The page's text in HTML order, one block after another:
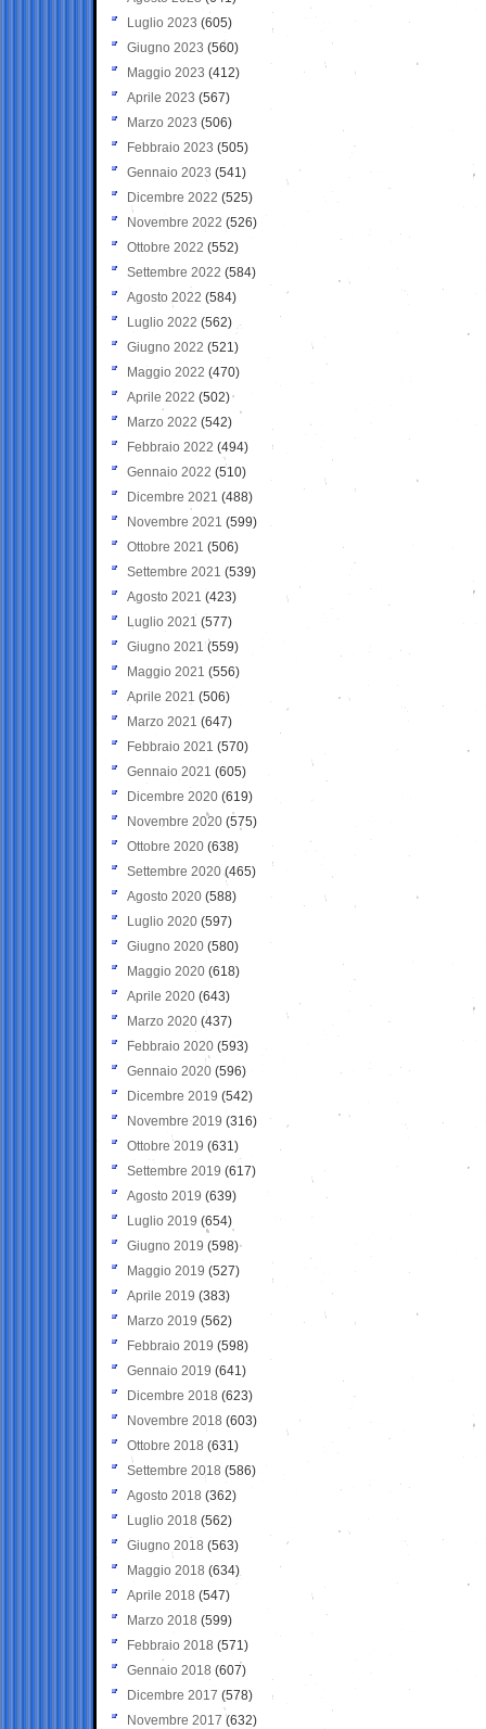
Luglio 2023 (605)
Giugno 2023 (560)
Maggio 2023 (412)
Aprile 2023 (567)
Marzo 2023 (506)
Febbraio 2023 (505)
Gennaio 2023 (541)
Dicembre 2022 (525)
Novembre 2022 (526)
Ottobre 2022 (552)
Settembre 2022 (584)
Agosto 2022 (584)
Luglio 2022 (562)
Giugno 2022 (521)
Maggio 2022 (470)
Aprile 2022 (502)
Marzo 2022 (542)
Febbraio 2022 (494)
Gennaio 2022 (510)
Dicembre 2021 (488)
Novembre 2021 (599)
Ottobre 2021 (506)
Settembre 2021 (539)
Agosto 2021 (423)
Luglio 2021 (577)
Giugno 2021(559)
Maggio 2021 (556)
Aprile 2021 (506)
Marzo 2021 (647)
Febbraio 2021 (570)
Gennaio 2021 (605)
Dicembre 2020 (619)
Novembre 2020 (575)
Ottobre 2020 (638)
Settembre 2020(465)
Agosto 2020 (588)
Luglio 2020 (597)
Giugno 2020 (580)
Maggio 2020 (618)
Aprile 2020 (643)
Marzo 2020 (437)
Febbraio 2020 (593)
Gennaio 2020 (596)
Dicembre 2019 (542)
Novembre 2019 (316)
Ottobre 2019 (631)
Settembre 2019 (617)
Agosto 2019 (639)
Luglio 2019 (654)
Giugno 2019 (598)
Maggio 2019 (527)
Aprile 2019 (383)
Marzo 2019 (562)
Febbraio 2019 (598)
Gennaio 2019 (641)
Dicembre 2018 (623)
Novembre 2018 (603)
Ottobre 2018 (631)
Settembre 2018 (586)
Agosto 2018 (362)
Luglio 2018 (562)
Giugno 2018 (563)
Maggio 2018 (634)
Aprile 2018 (547)
Marzo 2018 (599)
Febbraio 2018 (571)
Gennaio 2018 (607)
Dicembre 2017 (578)
Novembre 2017 (632)